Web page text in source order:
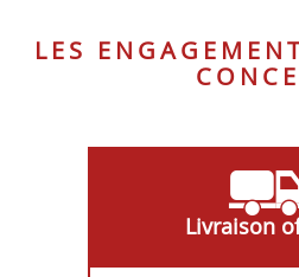
LES
Livraison